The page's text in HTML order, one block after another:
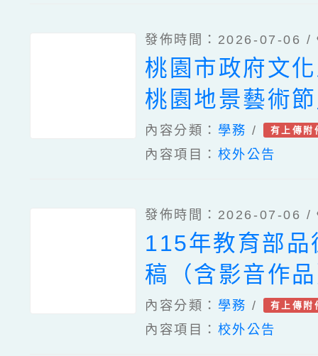
發佈時間：2026-07-06 /
桃園市政府文
桃園地景藝術
內容分類： 學務 / 有上傳附
內容項目： 校外公告
發佈時間：2026-07-06 /
115年教育部品
稿（含影音作
動實施計畫
內容分類： 學務 / 有上傳附
內容項目： 校外公告